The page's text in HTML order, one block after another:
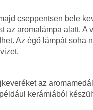
cseppentsen bele
az aromalámpa alatt. A
Az égő lámpát soha
az
kerámiából